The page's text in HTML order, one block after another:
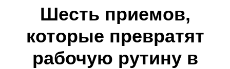
Шесть приемов,
которые превратят
рабочую рутину в